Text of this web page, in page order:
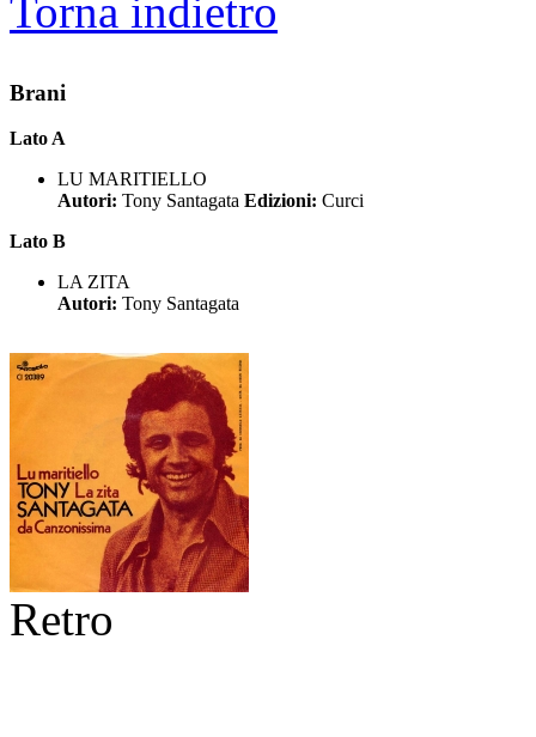
Torna indietro
Brani
Lato A
LU MARITIELLO
Autori: Tony Santagata Edizioni: Curci
Lato B
LA ZITA
Autori: Tony Santagata
Retro